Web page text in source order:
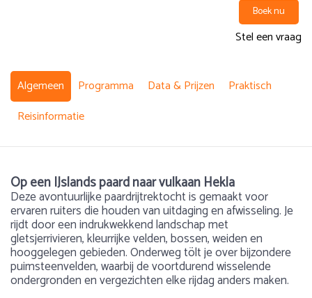
Boek nu
Stel een vraag
Algemeen Programma Data & Prijzen
Praktisch
Reisinformatie
Op een IJslands paard naar vulkaan Hekla
Deze avontuurlijke paardrijtrektocht is gemaakt voor
ervaren ruiters die houden van uitdaging en afwisseling. Je
rijdt door een indrukwekkend landschap met
gletsjerrivieren, kleurrijke velden, bossen, weiden en
hooggelegen gebieden. Onderweg tölt je over bijzondere
puimsteenvelden, waarbij de voortdurend wisselende
ondergronden en vergezichten elke rijdag anders maken.